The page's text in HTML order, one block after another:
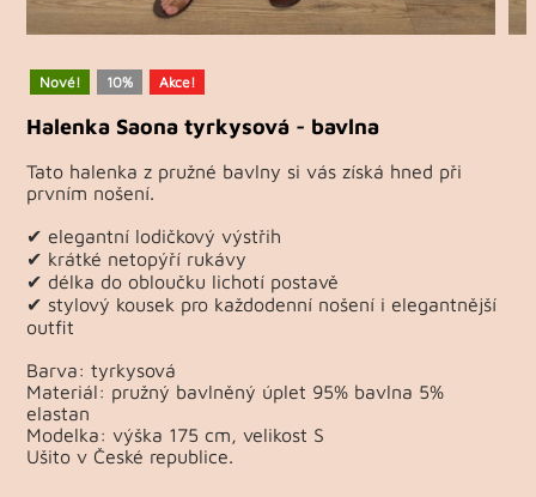
Nové! 10% Akce!
Halenka Saona tyrkysová - bavlna
Tato halenka z pružné bavlny si vás získá hned při
prvním nošení.
✔ elegantní lodičkový výstřih
✔ krátké netopýří rukávy
✔ délka do obloučku lichotí postavě
✔ stylový kousek pro každodenní nošení i elegantnější
outfit
Barva: tyrkysová
Materiál: pružný bavlněný úplet 95% bavlna 5%
elastan
Modelka: výška 175 cm, velikost S
Ušito v České republice.